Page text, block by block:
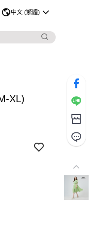
中文 (繁體)
XL)